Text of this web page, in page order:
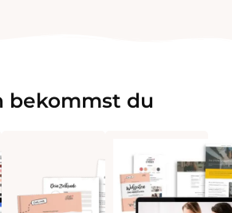
bekommst du